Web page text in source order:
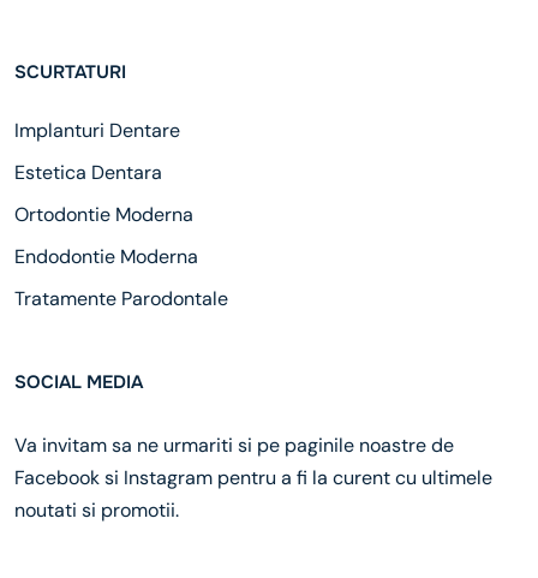
SCURTATURI
Implanturi Dentare
Estetica Dentara
Ortodontie Moderna
Endodontie Moderna
Tratamente Parodontale
SOCIAL MEDIA
Va invitam sa ne urmariti si pe paginile noastre de
Facebook si Instagram pentru a fi la curent cu ultimele
noutati si promotii.